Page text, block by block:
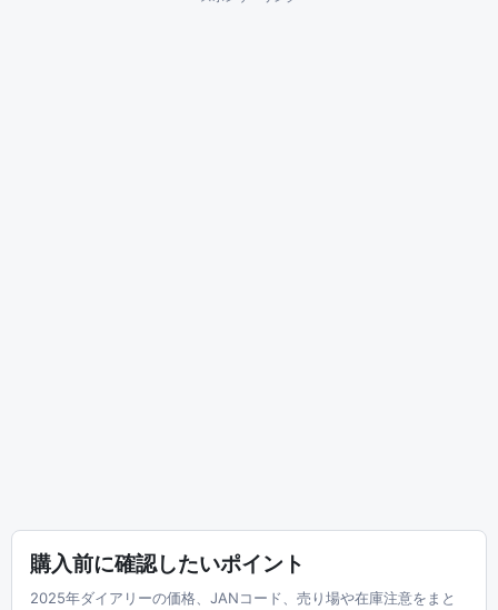
購入前に確認したいポイント
2025年ダイアリーの価格、JANコード、売り場や在庫注意をまと